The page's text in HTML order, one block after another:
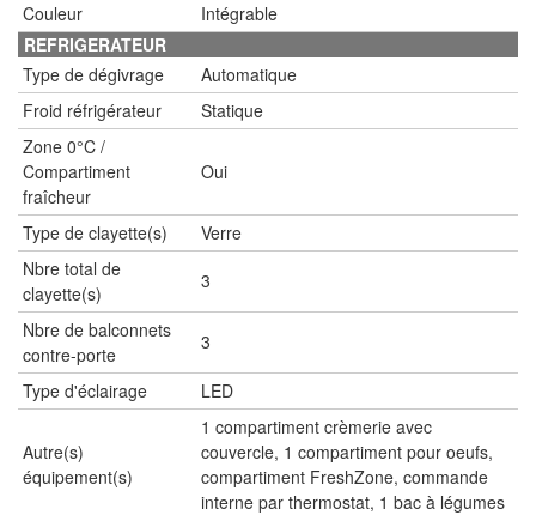
Couleur
Intégrable
REFRIGERATEUR
Type de dégivrage
Automatique
Froid réfrigérateur
Statique
Zone 0°C /
Compartiment
fraîcheur
Oui
Type de clayette(s)
Verre
Nbre total de
clayette(s)
3
Nbre de balconnets
contre-porte
3
Type d'éclairage LED
Autre(s)
équipement(s)
1 compartiment crèmerie avec
couvercle, 1 compartiment pour oeufs,
compartiment FreshZone, commande
interne par thermostat, 1 bac à légumes